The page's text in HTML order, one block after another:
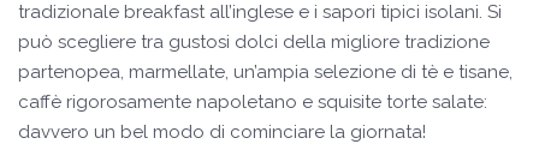
tradizionale breakfast all’inglese e i sapori tipici isolani. Si
può scegliere tra gustosi dolci della migliore tradizione
partenopea, marmellate, un’ampia selezione di tè e tisane,
caffè rigorosamente napoletano e squisite torte salate:
davvero un bel modo di cominciare la giornata!